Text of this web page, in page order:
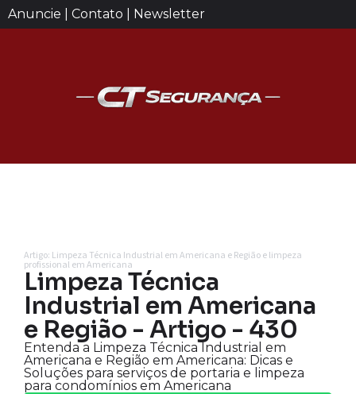
Anuncie | Contato | Newsletter
Artigo: Limpeza Técnica Industrial em Americana e Região e limpeza
profissional em Americana
Limpeza Técnica
Industrial em Americana
e Região - Artigo - 430
Entenda a Limpeza Técnica Industrial em
Americana e Região em Americana: Dicas e
Soluções para serviços de portaria e limpeza
para condomínios em Americana